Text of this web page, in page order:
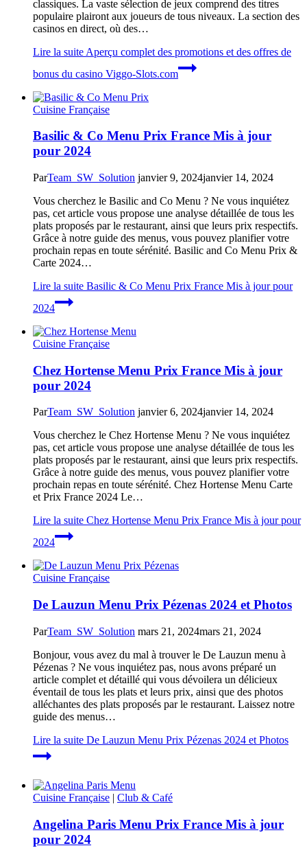
classiques. La vaste sélection de jeux comprend des titres
populaire plairont aux joueurs de tous niveaux. La section des
casinos en direct, où des…
Lire la suite Aperçu complet des promotions et des offres de
bonus du casino Viggo-Slots.com
Cuisine Française
Basilic & Co Menu Prix France Mis à jour
pour 2024
ParTeam_SW_Solution janvier 9, 2024janvier 14, 2024
Vous cherchez le Basilic and Co Menu ? Ne vous inquiétez
pas, cet article vous propose une analyse détaillée de tous les
plats proposés par le restaurant, ainsi que leurs prix respectifs.
Grâce à notre guide des menus, vous pouvez planifier votre
prochain repas en toute sérénité. Basilic and Co Menu Prix &
Carte 2024…
Lire la suite Basilic & Co Menu Prix France Mis à jour pour
2024
Cuisine Française
Chez Hortense Menu Prix France Mis à jour
pour 2024
ParTeam_SW_Solution janvier 6, 2024janvier 14, 2024
Vous cherchez le Chez Hortense Menu ? Ne vous inquiétez
pas, cet article vous propose une analyse détaillée de tous les
plats proposés par le restaurant, ainsi que leurs prix respectifs.
Grâce à notre guide des menus, vous pouvez planifier votre
prochain repas en toute sérénité. Chez Hortense Menu Carte
et Prix France 2024 Le…
Lire la suite Chez Hortense Menu Prix France Mis à jour pour
2024
Cuisine Française
De Lauzun Menu Prix Pézenas 2024 et Photos
ParTeam_SW_Solution mars 21, 2024mars 21, 2024
Bonjour, vous avez du mal à trouver le De Lauzun menu à
Pézenas ? Ne vous inquiétez pas, nous avons préparé un
article complet et détaillé qui vous dévoilera un délicieux
éventail de tous les plats et leurs prix, ainsi que des photos
alléchantes des plats proposés par le restaurant. Laissez notre
guide des menus…
Lire la suite De Lauzun Menu Prix Pézenas 2024 et Photos
Cuisine Française | Club & Café
Angelina Paris Menu Prix France Mis à jour
pour 2024